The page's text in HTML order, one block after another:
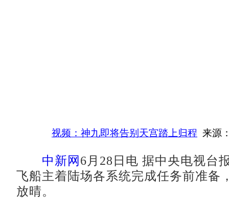
视频：神九即将告别天宫踏上归程 来源
中新网 6月28日电 据中央电视台
飞船主着陆场各系统完成任务前准备
放晴。